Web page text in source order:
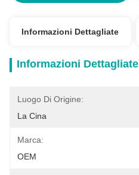
Informazioni Dettagliate
Informazioni Dettagliate
Luogo Di Origine:
La Cina
Marca:
OEM